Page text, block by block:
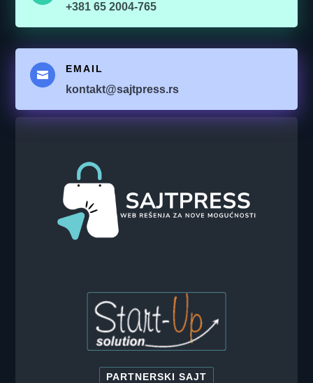
+381 65 2004-765

EMAIL
kontakt@sajtpress.rs
PARTNERSKI SAJT